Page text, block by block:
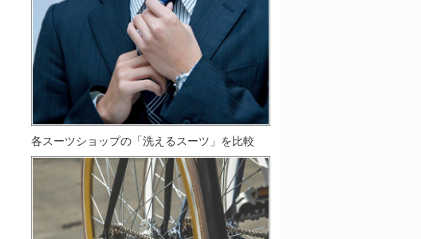
各スーツショップの「洗えるスーツ」を比較